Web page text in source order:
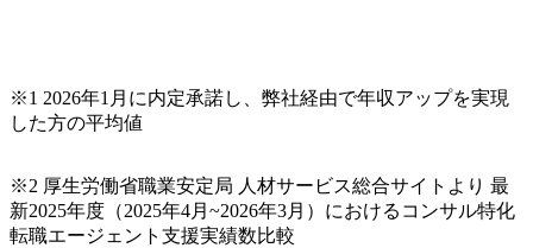
※1 2026年1月に内定承諾し、弊社経由で年収アップを実現
した方の平均値
※2 厚生労働省職業安定局 人材サービス総合サイトより 最
新2025年度（2025年4月~2026年3月）におけるコンサル特化
転職エージェント支援実績数比較